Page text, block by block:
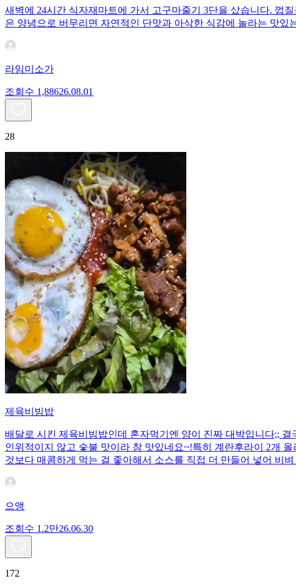
새벽에 24시간 식자재마트에 가서 고구마줄기 3단을 샀습니다. 껍
은 양념으로 버무리면 자연적인 단맛과 아삭한 식감에 놀라는 맛있
라임미소가
조회수 1,88626.08.01
28
제육비빔밥
배달로 시킨 제육비빔밥인데 혼자먹기엔 양이 진짜 대박입니다;;
인위적이지 않고 숯불 맛이라 참 맛있네요~!특히 계란후라이 2개
것보다 매콤하게 먹는 걸 좋아해서 소스를 직접 더 만들어 넣어 비
으앵
조회수 1.2만26.06.30
172